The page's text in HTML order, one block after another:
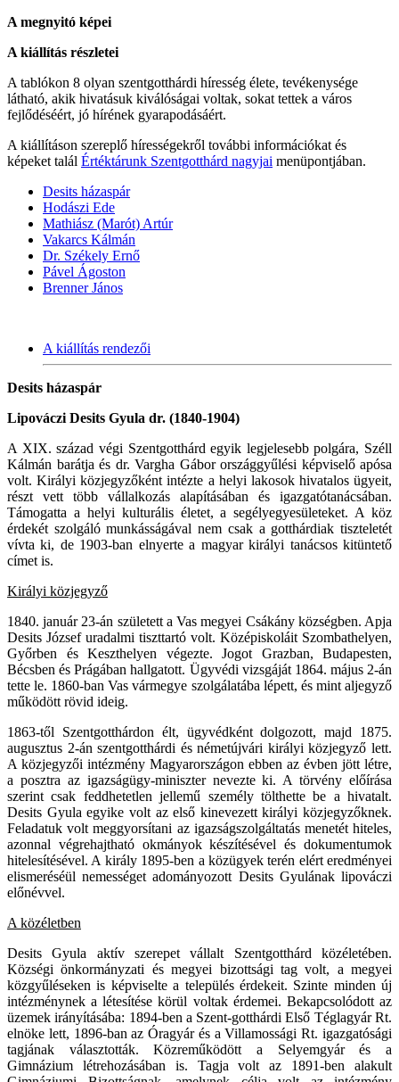
A megnyitó képei
A kiállítás részletei
A tablókon 8 olyan szentgotthárdi híresség élete, tevékenysége
látható, akik hivatásuk kiválóságai voltak, sokat tettek a város
fejlődéséért, jó hírének gyarapodásáért.
A kiállításon szereplő hírességekről további információkat és
képeket talál Értéktárunk Szentgotthárd nagyjai menüpontjában.
Desits házaspár
Hodászi Ede
Mathiász (Marót) Artúr
Vakarcs Kálmán
Dr. Székely Ernő
Pável Ágoston
Brenner János
A kiállítás rendezői
Desits házaspár
Lipováczi Desits Gyula dr. (1840-1904)
A XIX. század végi Szentgotthárd egyik legjelesebb polgára, Széll
Kálmán barátja és dr. Vargha Gábor országgyűlési képviselő apósa
volt. Királyi közjegyzőként intézte a helyi lakosok hivatalos ügyeit,
részt vett több vállalkozás alapításában és igazgatótanácsában.
Támogatta a helyi kulturális életet, a segélyegyesületeket. A köz
érdekét szolgáló munkásságával nem csak a gotthárdiak tiszteletét
vívta ki, de 1903-ban elnyerte a magyar királyi tanácsos kitüntető
címet is.
Királyi közjegyző
1840. január 23-án született a Vas megyei Csákány községben. Apja
Desits József uradalmi tiszttartó volt. Középiskoláit Szombathelyen,
Győrben és Keszthelyen végezte. Jogot Grazban, Budapesten,
Bécsben és Prágában hallgatott. Ügyvédi vizsgáját 1864. május 2-án
tette le. 1860-ban Vas vármegye szolgálatába lépett, és mint aljegyző
működött rövid ideig.
1863-től Szentgotthárdon élt, ügyvédként dolgozott, majd 1875.
augusztus 2-án szentgotthárdi és németújvári királyi közjegyző lett.
A közjegyzői intézmény Magyarországon ebben az évben jött létre,
a posztra az igazságügy-miniszter nevezte ki. A törvény előírása
szerint csak feddhetetlen jellemű személy tölthette be a hivatalt.
Desits Gyula egyike volt az első kinevezett királyi közjegyzőknek.
Feladatuk volt meggyorsítani az igazságszolgáltatás menetét hiteles,
azonnal végrehajtható okmányok készítésével és dokumentumok
hitelesítésével. A király 1895-ben a közügyek terén elért eredményei
elismeréséül nemességet adományozott Desits Gyulának lipováczi
előnévvel.
A közéletben
Desits Gyula aktív szerepet vállalt Szentgotthárd közéletében.
Községi önkormányzati és megyei bizottsági tag volt, a megyei
közgyűléseken is képviselte a település érdekeit. Szinte minden új
intézménynek a létesítése körül voltak érdemei. Bekapcsolódott az
üzemek irányításába: 1894-ben a Szent-gotthárdi Első Téglagyár Rt.
elnöke lett, 1896-ban az Óragyár és a Villamossági Rt. igazgatósági
tagjának választották. Közreműködött a Selyemgyár és a
Gimnázium létrehozásában is. Tagja volt az 1891-ben alakult